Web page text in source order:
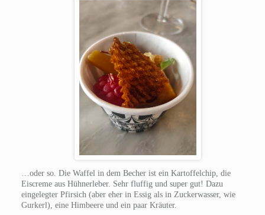
…oder so. Die Waffel in dem Becher ist ein Kartoffelchip, die
Eiscreme aus Hühnerleber. Sehr fluffig und super gut! Dazu
eingelegter Pfirsich (aber eher in Essig als in Zuckerwasser, wie
Gurkerl), eine Himbeere und ein paar Kräuter.